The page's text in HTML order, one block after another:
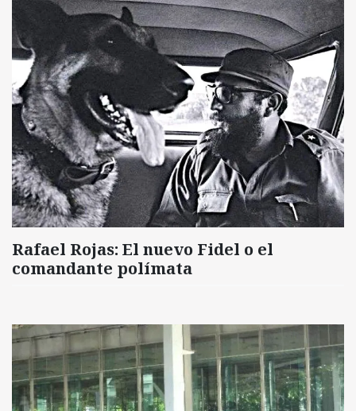
Rafael Rojas: El nuevo Fidel o el
comandante polímata